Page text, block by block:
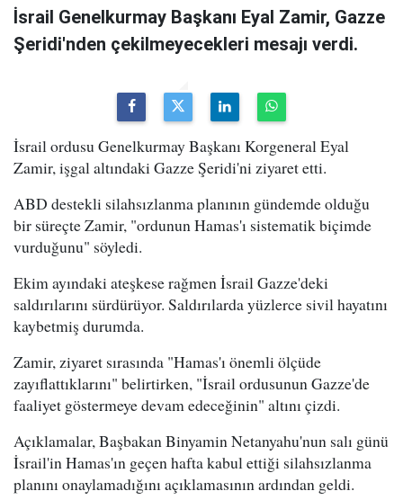
İsrail Genelkurmay Başkanı Eyal Zamir, Gazze
Şeridi'nden çekilmeyecekleri mesajı verdi.
İsrail ordusu Genelkurmay Başkanı Korgeneral Eyal
Zamir, işgal altındaki Gazze Şeridi'ni ziyaret etti.
ABD destekli silahsızlanma planının gündemde olduğu
bir süreçte Zamir, "ordunun Hamas'ı sistematik biçimde
vurduğunu" söyledi.
Ekim ayındaki ateşkese rağmen İsrail Gazze'deki
saldırılarını sürdürüyor. Saldırılarda yüzlerce sivil hayatını
kaybetmiş durumda.
Zamir, ziyaret sırasında "Hamas'ı önemli ölçüde
zayıflattıklarını" belirtirken, "İsrail ordusunun Gazze'de
faaliyet göstermeye devam edeceğinin" altını çizdi.
Açıklamalar, Başbakan Binyamin Netanyahu'nun salı günü
İsrail'in Hamas'ın geçen hafta kabul ettiği silahsızlanma
planını onaylamadığını açıklamasının ardından geldi.